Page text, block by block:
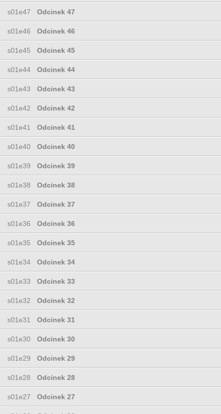
s01e47 Odcinek 47
s01e46 Odcinek 46
s01e45 Odcinek 45
s01e44 Odcinek 44
s01e43 Odcinek 43
s01e42 Odcinek 42
s01e41 Odcinek 41
s01e40 Odcinek 40
s01e39 Odcinek 39
s01e38 Odcinek 38
s01e37 Odcinek 37
s01e36 Odcinek 36
s01e35 Odcinek 35
s01e34 Odcinek 34
s01e33 Odcinek 33
s01e32 Odcinek 32
s01e31 Odcinek 31
s01e30 Odcinek 30
s01e29 Odcinek 29
s01e28 Odcinek 28
s01e27 Odcinek 27